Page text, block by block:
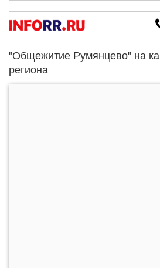
"Общежитие Румянцево" на
региона